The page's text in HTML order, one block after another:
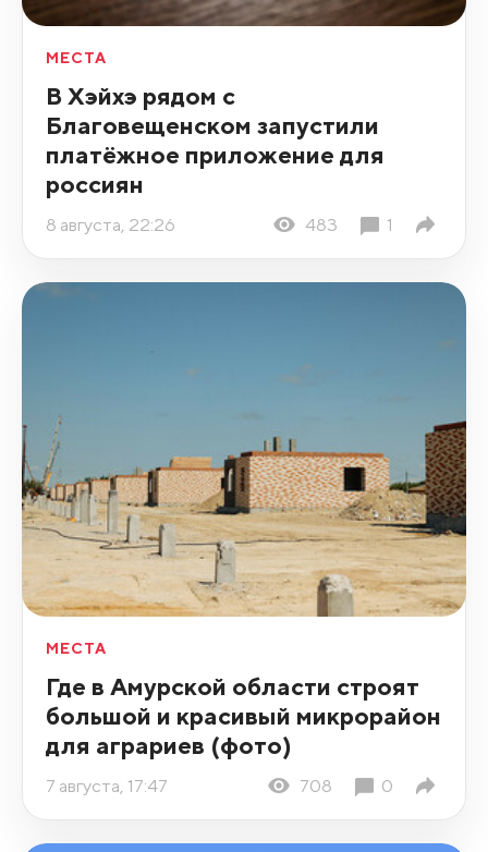
МЕСТА
В Хэйхэ рядом с
Благовещенском запустили
платёжное приложение для
россиян
8 августа, 22:26 483 1
МЕСТА
Где в Амурской области строят
большой и красивый микрорайон
для аграриев (фото)
7 августа, 17:47 708 0